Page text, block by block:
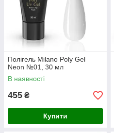
Полігель Milano Poly Gel
Neon №01, 30 мл
В наявності
455 ₴
Купити